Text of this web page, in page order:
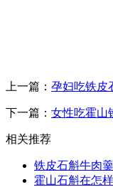
上一篇： 孕妇吃铁皮
下一篇： 女性吃霍山
相关推荐
铁皮石斛牛肉
霍山石斛在怎